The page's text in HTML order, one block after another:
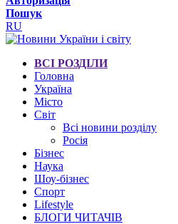
Пошук
RU
ВСІ РОЗДІЛИ
Головна
Україна
Місто
Світ
Всі новини розділу
Росія
Бізнес
Наука
Шоу-бізнес
Спорт
Lifestyle
БЛОГИ ЧИТАЧІВ